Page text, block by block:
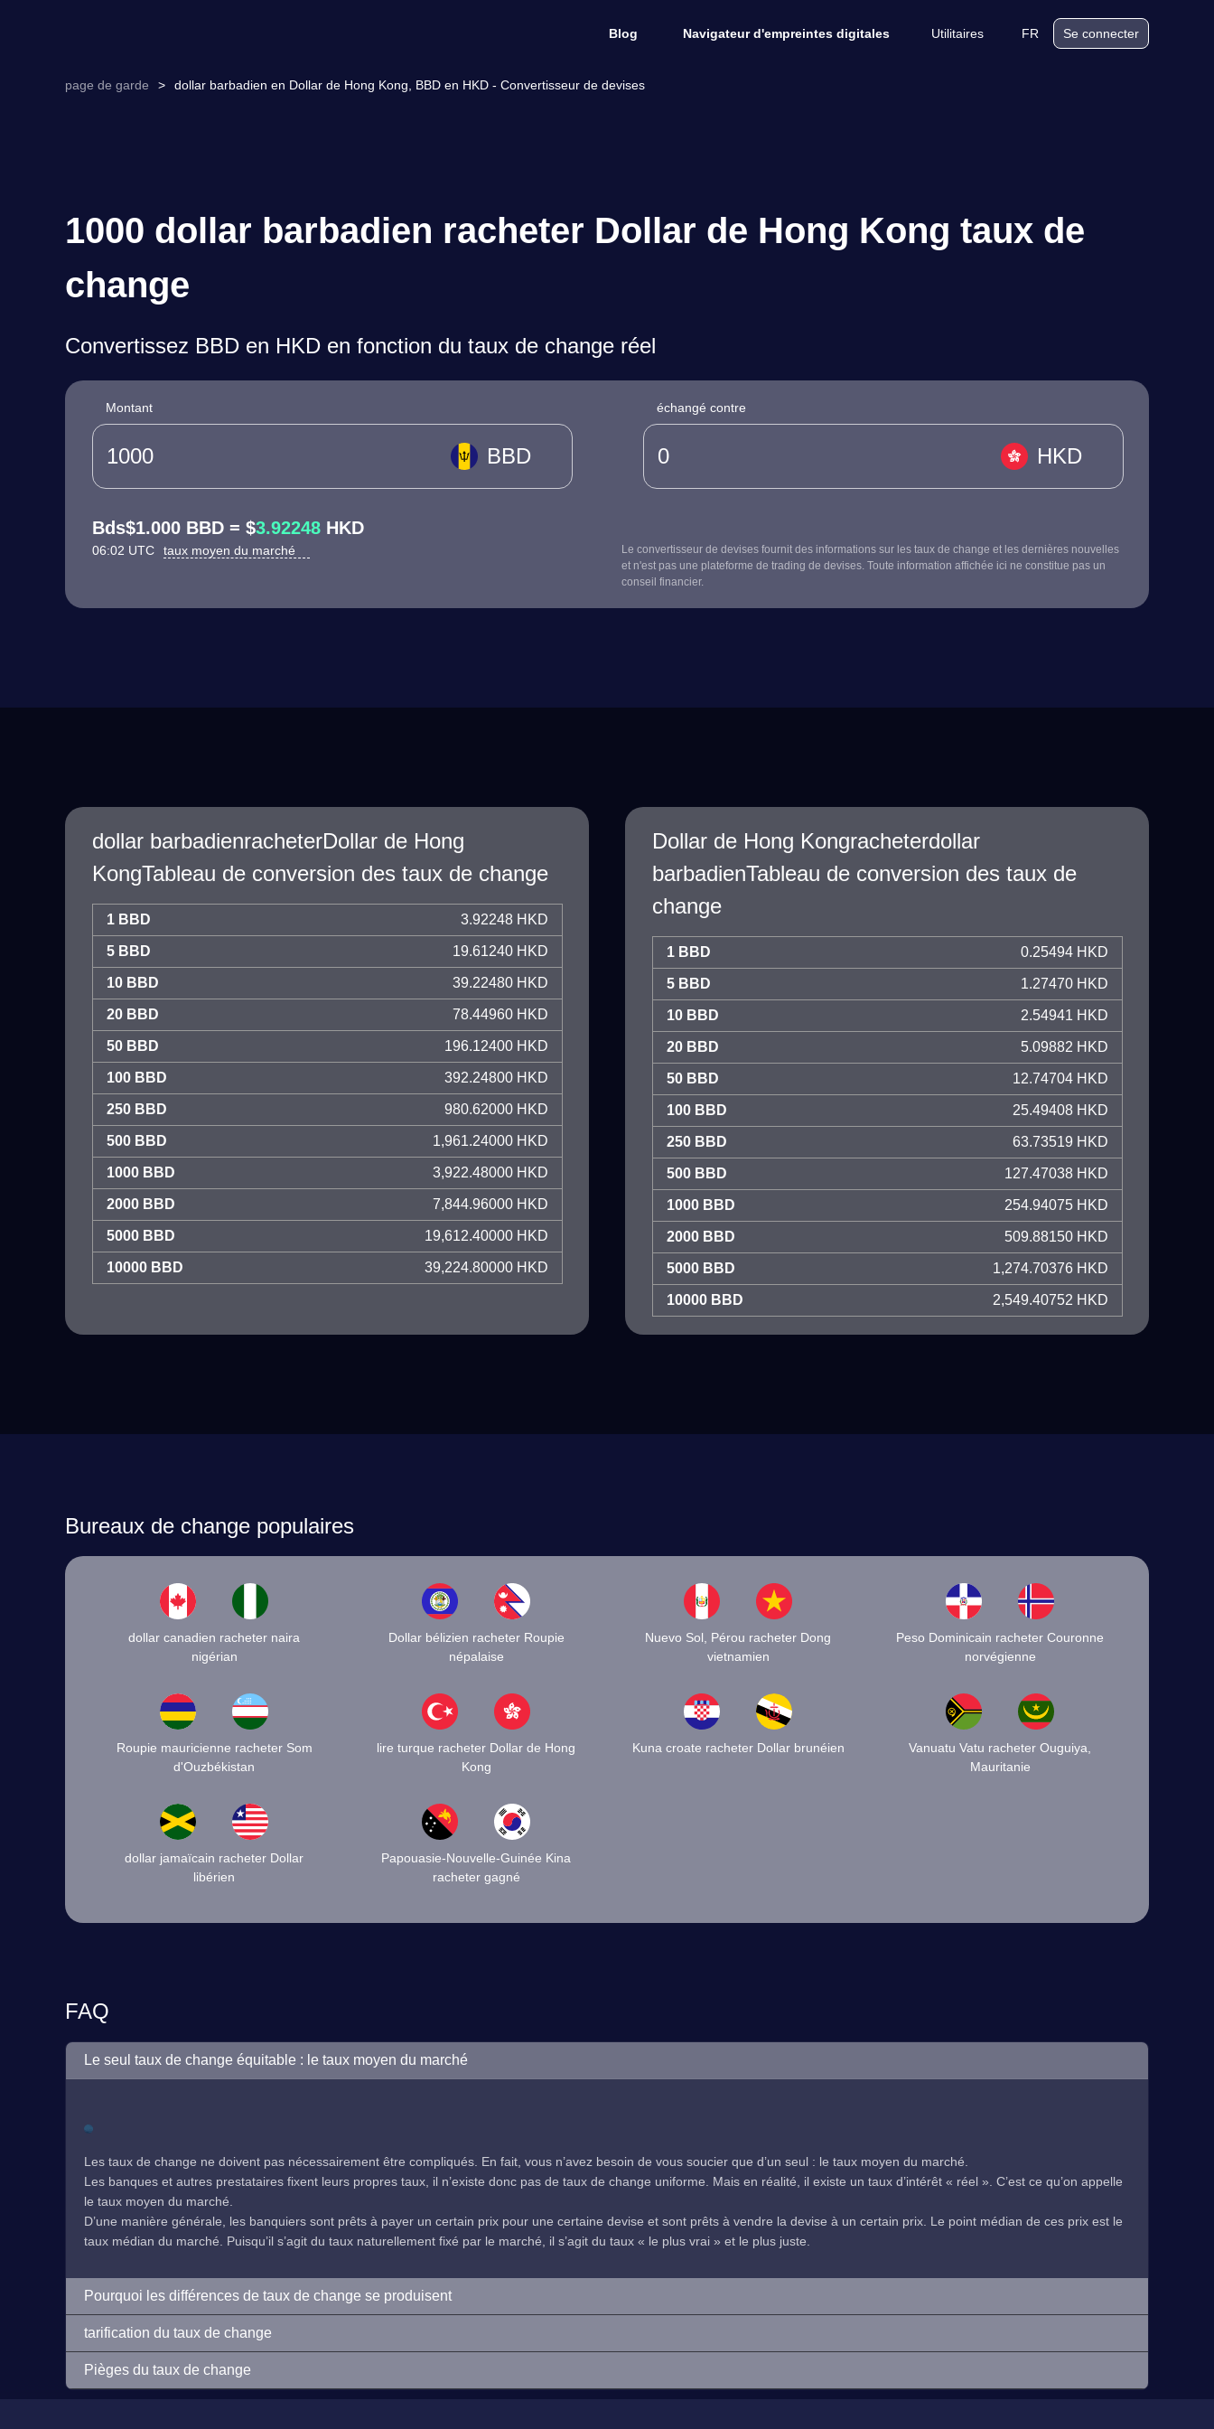
Blog Navigateur d'empreintes digitales Utilitaires FR Se connecter
page de garde > dollar barbadien en Dollar de Hong Kong, BBD en HKD - Convertisseur de devises
1000 dollar barbadien racheter Dollar de Hong Kong taux de
change
Convertissez BBD en HKD en fonction du taux de change réel
Montant
BBD
échangé contre
HKD
Bds$1.000 BBD = $3.92248 HKD
06:02 UTC taux moyen du marché
Le convertisseur de devises fournit des informations sur les taux de change et les dernières nouvelles
et n'est pas une plateforme de trading de devises. Toute information affichée ici ne constitue pas un
conseil financier.
dollar barbadienracheterDollar de Hong
KongTableau de conversion des taux de change
1 BBD 3.92248 HKD
5 BBD 19.61240 HKD
10 BBD 39.22480 HKD
20 BBD 78.44960 HKD
50 BBD 196.12400 HKD
100 BBD 392.24800 HKD
250 BBD 980.62000 HKD
500 BBD 1,961.24000 HKD
1000 BBD 3,922.48000 HKD
2000 BBD 7,844.96000 HKD
5000 BBD 19,612.40000 HKD
10000 BBD 39,224.80000 HKD
Dollar de Hong Kongracheterdollar
barbadienTableau de conversion des taux de
change
1 BBD 0.25494 HKD
5 BBD 1.27470 HKD
10 BBD 2.54941 HKD
20 BBD 5.09882 HKD
50 BBD 12.74704 HKD
100 BBD 25.49408 HKD
250 BBD 63.73519 HKD
500 BBD 127.47038 HKD
1000 BBD 254.94075 HKD
2000 BBD 509.88150 HKD
5000 BBD 1,274.70376 HKD
10000 BBD 2,549.40752 HKD
Bureaux de change populaires
dollar canadien racheter naira
nigérian
Dollar bélizien racheter Roupie
népalaise
Nuevo Sol, Pérou racheter Dong
vietnamien
Peso Dominicain racheter Couronne
norvégienne
Roupie mauricienne racheter Som
d'Ouzbékistan
lire turque racheter Dollar de Hong
Kong
Kuna croate racheter Dollar brunéien
Vanuatu Vatu racheter Ouguiya,
Mauritanie
dollar jamaïcain racheter Dollar
libérien
Papouasie-Nouvelle-Guinée Kina
racheter gagné
FAQ
Le seul taux de change équitable : le taux moyen du marché
Les taux de change ne doivent pas nécessairement être compliqués. En fait, vous n’avez besoin de vous soucier que d’un seul : le taux moyen du marché.
Les banques et autres prestataires fixent leurs propres taux, il n’existe donc pas de taux de change uniforme. Mais en réalité, il existe un taux d’intérêt « réel ». C’est ce qu’on appelle
le taux moyen du marché.
D’une manière générale, les banquiers sont prêts à payer un certain prix pour une certaine devise et sont prêts à vendre la devise à un certain prix. Le point médian de ces prix est le
taux médian du marché. Puisqu’il s’agit du taux naturellement fixé par le marché, il s’agit du taux « le plus vrai » et le plus juste.
Pourquoi les différences de taux de change se produisent
tarification du taux de change
Pièges du taux de change